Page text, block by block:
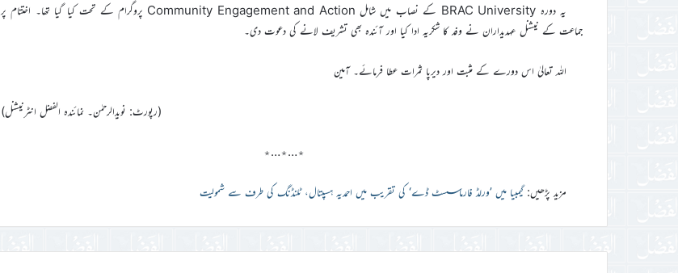
یہ دورہ BRAC University کے نصاب میں شامل Community Engagement and Action پروگرام کے تحت کیا گیا تھا۔ اختتام پر
جماعت کے نیشنل عہدیداران نے وفد کا شکریہ ادا کیا اور آئندہ بھی تشریف لانے کی دعوت دی۔
اللہ تعالیٰ اس دورے کے مثبت اور دیرپا ثمرات عطا فرمائے۔ آمین
(رپورٹ: نویدالرحمٰن۔ نمائندہ الفضل انٹرنیشنل)
٭…٭…٭
مزید پڑھیں:گیمبیا میں ’ورلڈ فارماسسٹ ڈے‘ کی تقریب میں احمدیہ ہسپتال، ٹلنڈنگ کی طرف سے شمولیت